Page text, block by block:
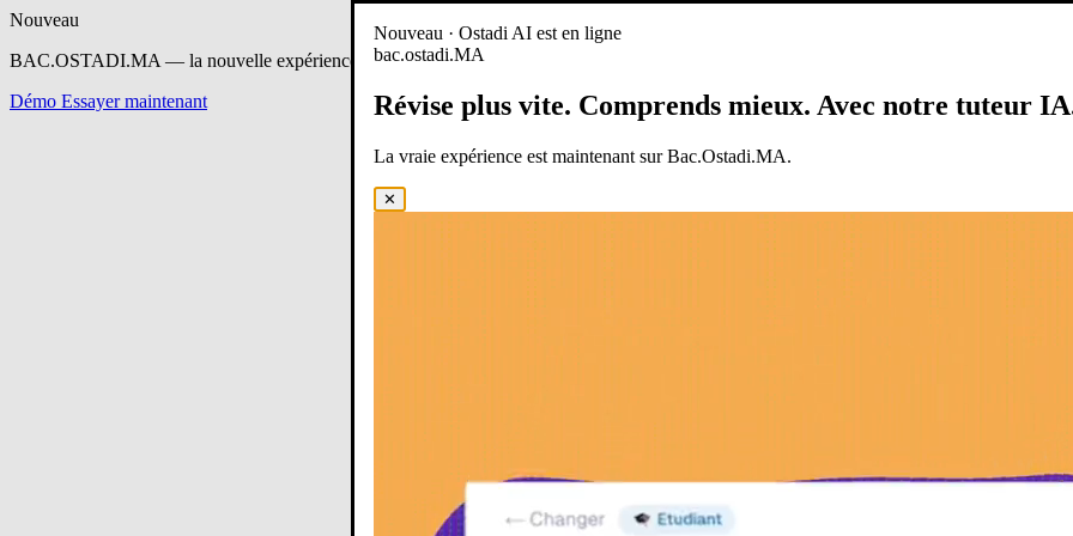
Nouveau
BAC.OSTADI.MA — la nouvelle expérience d’apprentissage est en ligne
Démo Essayer maintenant
Nouveau · Ostadi AI est en ligne
bac.ostadi.MA
Révise plus vite. Comprends mieux. Avec notre tuteur
La vraie expérience est maintenant sur Bac.Ostadi.MA.
✕